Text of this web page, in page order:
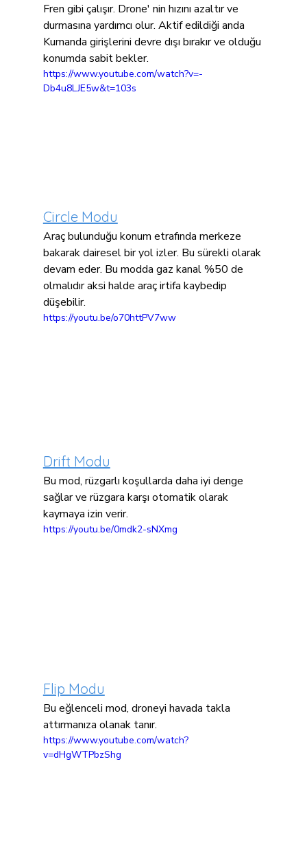
Fren gibi çalışır. Drone' nin hızını azaltır ve
durmasına yardımcı olur. Aktif edildiği anda
Kumanda girişlerini devre dışı bırakır ve olduğu
konumda sabit bekler.
https://www.youtube.com/watch?v=-
Db4u8LJE5w&t=103s
Circle Modu
Araç bulunduğu konum etrafında merkeze
bakarak dairesel bir yol izler. Bu sürekli olarak
devam eder. Bu modda gaz kanal %50 de
olmalıdır aksi halde araç irtifa kaybedip
düşebilir.
https://youtu.be/o70httPV7ww
Drift Modu
Bu mod, rüzgarlı koşullarda daha iyi denge
sağlar ve rüzgara karşı otomatik olarak
kaymaya izin verir.
https://youtu.be/0mdk2-sNXmg
Flip Modu
Bu eğlenceli mod, droneyi havada takla
attırmanıza olanak tanır.
https://www.youtube.com/watch?
v=dHgWTPbzShg